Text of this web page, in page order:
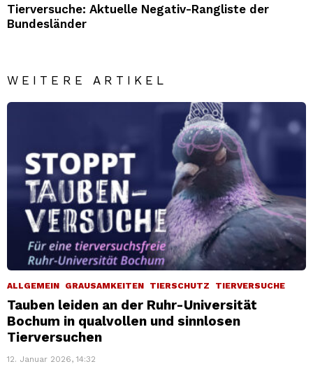
Tierversuche: Aktuelle Negativ-Rangliste der
Bundesländer
WEITERE ARTIKEL
ALLGEMEIN GRAUSAMKEITEN TIERSCHUTZ TIERVERSUCHE
Tauben leiden an der Ruhr-Universität
Bochum in qualvollen und sinnlosen
Tierversuchen
12. Januar 2026, 14:32